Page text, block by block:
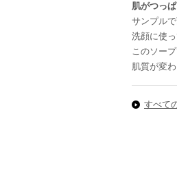
肌がつっ
サンプル
洗顔に使
このソー
肌質が変
すべて